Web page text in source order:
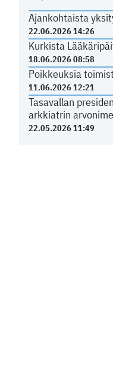
Ajankohtaista
22.06.2026 14:26
Kurkista
18.06.2026 08:58
Poikkeuksia
11.06.2026 12:21
Tasavallan
arkkiatrin
22.05.2026 11:49